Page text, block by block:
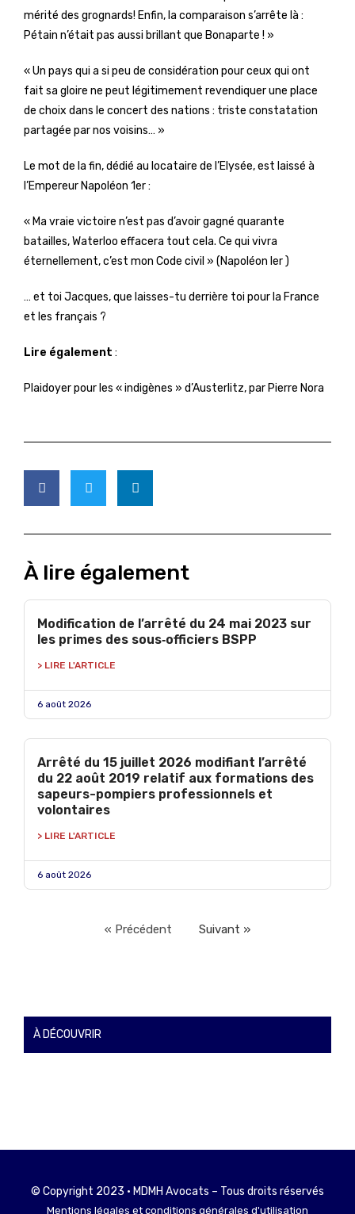
mérité des grognards! Enfin, la comparaison s’arrête là :
Pétain n’était pas aussi brillant que Bonaparte ! »
« Un pays qui a si peu de considération pour ceux qui ont
fait sa gloire ne peut légitimement revendiquer une place
de choix dans le concert des nations : triste constatation
partagée par nos voisins… »
Le mot de la fin, dédié au locataire de l’Elysée, est laissé à
l’Empereur Napoléon 1er :
« Ma vraie victoire n’est pas d’avoir gagné quarante
batailles, Waterloo effacera tout cela. Ce qui vivra
éternellement, c’est mon Code civil » (Napoléon Ier )
… et toi Jacques, que laisses-tu derrière toi pour la France
et les français ?
Lire également :
Plaidoyer pour les « indigènes » d’Austerlitz, par Pierre Nora
À lire également
Modification de l’arrêté du 24 mai 2023 sur
les primes des sous‑officiers BSPP
> LIRE L'ARTICLE
6 août 2026
Arrêté du 15 juillet 2026 modifiant l’arrêté
du 22 août 2019 relatif aux formations des
sapeurs-pompiers professionnels et
volontaires
> LIRE L'ARTICLE
6 août 2026
« Précédent Suivant »
À DÉCOUVRIR
© Copyright 2023 • MDMH Avocats – Tous droits réservés
Mentions légales et conditions générales d'utilisation